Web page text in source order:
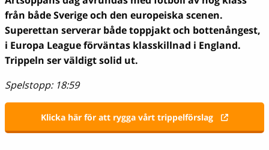
från både Sverige och den europeiska scenen.
Superettan serverar både toppjakt och bottenångest,
i Europa League förväntas klasskillnad i England.
Trippeln ser väldigt solid ut.
Spelstopp: 18:59
Klicka här för att rygga vårt trippelförslag